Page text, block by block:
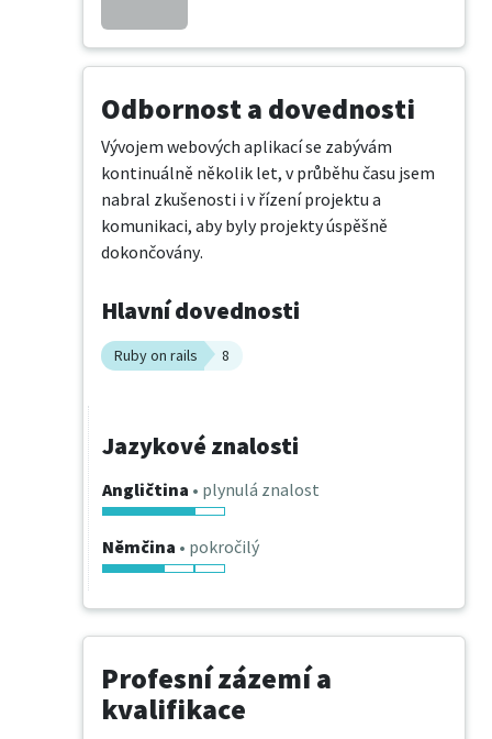
Odbornost a dovednosti
Vývojem webových aplikací se zabývám
kontinuálně několik let, v průběhu času jsem
nabral zkušenosti i v řízení projektu a
komunikaci, aby byly projekty úspěšně
dokončovány.
Hlavní dovednosti
Ruby on rails 8
Jazykové znalosti
Angličtina • plynulá znalost
Němčina • pokročilý
Profesní zázemí a
kvalifikace